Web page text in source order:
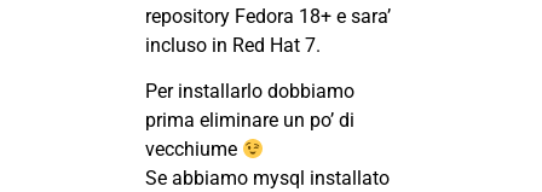
repository Fedora 18+ e sara’
incluso in Red Hat 7.
Per installarlo dobbiamo
prima eliminare un po’ di
vecchiume
Se abbiamo mysql installato